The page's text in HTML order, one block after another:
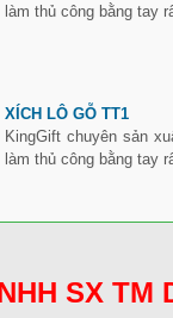
làm thủ công bằng tay
XÍCH LÔ GỖ TT1
KingGift chuyên sản
làm thủ công bằng tay
SX TM